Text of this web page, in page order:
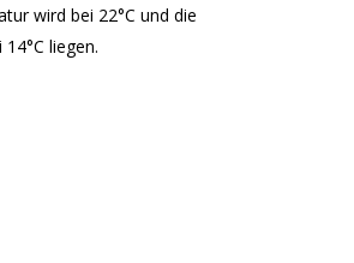
wird bei 22°C und die
liegen.